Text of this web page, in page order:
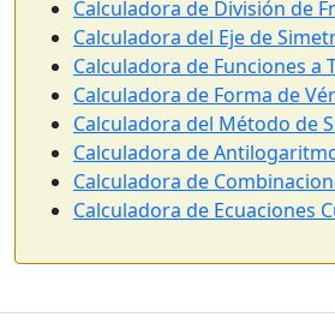
Calculadora de División de
Calculadora del Eje de
Calculadora de Funciones a
Calculadora de Forma de
Calculadora del Método de
Calculadora de
Calculadora de
Calculadora de Ecuaciones